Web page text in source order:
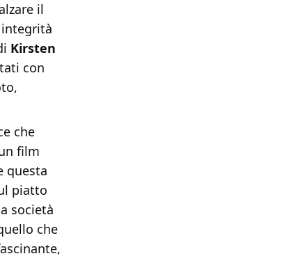
il
integrità
Kirsten
con
che
film
questa
piatto
società
che